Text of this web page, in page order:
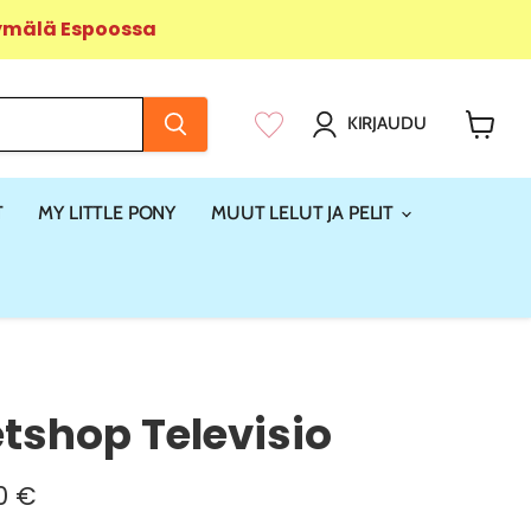
Espoossa
KIRJAUDU
Näytä
MY LITTLE PONY MUUT LELUT JA PELIT
Televisio
hinta
€